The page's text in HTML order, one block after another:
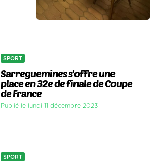
SPORT
Sarreguemines s'offre une
place en 32e de finale de Coupe
de France
Publié le lundi 11 décembre 2023
SPORT